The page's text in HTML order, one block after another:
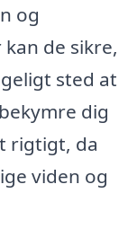
og
de sikre,
sted at
dig
rigtigt, da
viden og